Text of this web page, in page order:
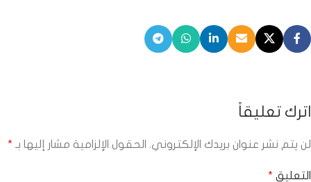
اترك تعليقاً
لن يتم نشر عنوان بريدك الإلكتروني. الحقول الإلزامية مشار إليها بـ *
التعليق *